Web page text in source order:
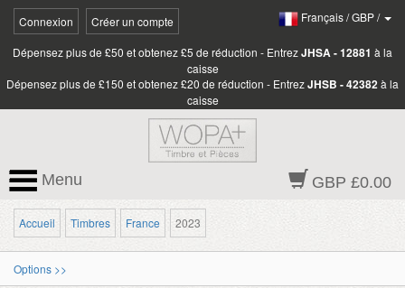
Connexion Créer un compte Français/GBP/
Dépensez plus de £50 et obtenez £5 de réduction - EntrezJHSA - 12881 à la
caisse
Dépensez plus de £150 et obtenez £20 de réduction - EntrezJHSB - 42382à la
caisse
GBP £0.00
Menu
Accueil Timbres France 2023
Options >>